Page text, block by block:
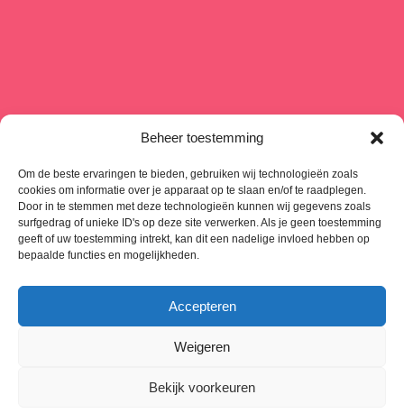
Beheer toestemming
Om de beste ervaringen te bieden, gebruiken wij technologieën zoals
cookies om informatie over je apparaat op te slaan en/of te raadplegen.
Door in te stemmen met deze technologieën kunnen wij gegevens zoals
surfgedrag of unieke ID's op deze site verwerken. Als je geen toestemming
geeft of uw toestemming intrekt, kan dit een nadelige invloed hebben op
bepaalde functies en mogelijkheden.
Accepteren
Weigeren
Bekijk voorkeuren
professionele website? PP Digital helpt je online